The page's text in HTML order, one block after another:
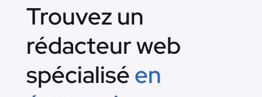
Trouvez un
rédacteur web
spécialiséen